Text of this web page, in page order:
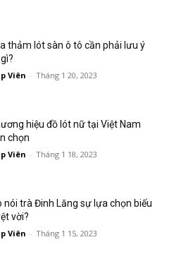
thảm lót sàn ô tô cần phải lưu ý
Viên - Tháng 1 20, 2023
hiệu đồ lót nữ tại Việt Nam
chọn
Viên - Tháng 1 18, 2023
nói trà Đinh Lăng sự lựa chọn biếu
vời?
Viên - Tháng 1 15, 2023